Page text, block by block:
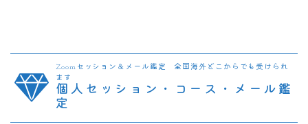
Zoomセッション＆メール鑑定 全国海外どこからでも受けられ
ます
個人セッション・コース・メール鑑
定